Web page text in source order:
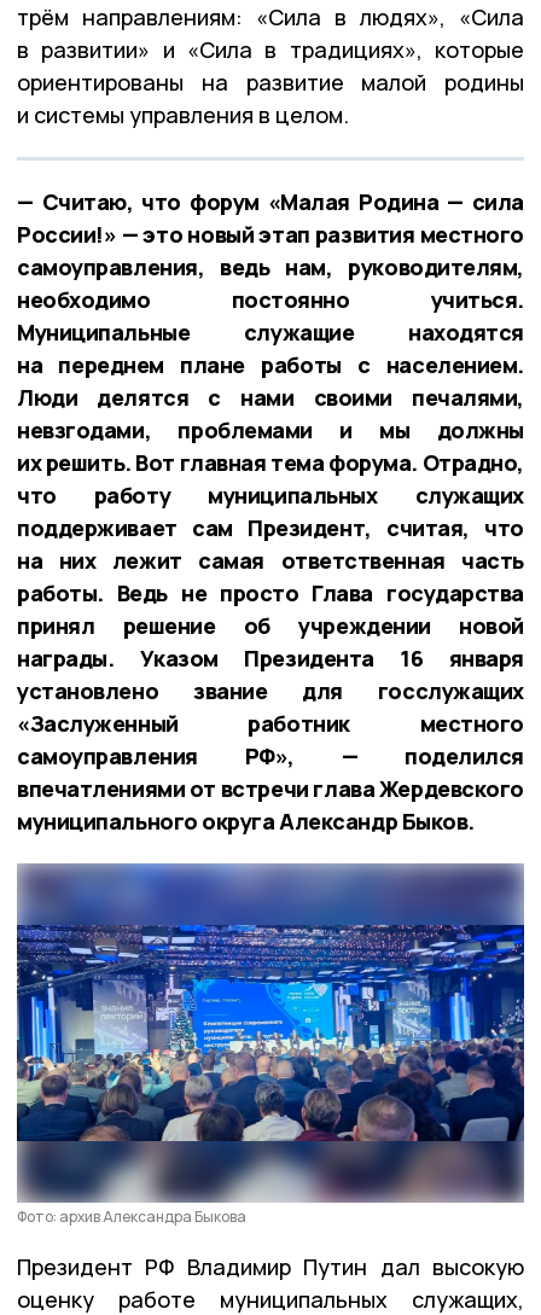
трём направлениям: «Сила в людях», «Сила
в развитии» и «Сила в традициях», которые
ориентированы на развитие малой родины
и системы управления в целом.
— Считаю, что форум «Малая Родина — сила
России!» — это новый этап развития местного
самоуправления, ведь нам, руководителям,
необходимо постоянно учиться.
Муниципальные служащие находятся
на переднем плане работы с населением.
Люди делятся с нами своими печалями,
невзгодами, проблемами и мы должны
их решить. Вот главная тема форума. Отрадно,
что работу муниципальных служащих
поддерживает сам Президент, считая, что
на них лежит самая ответственная часть
работы. Ведь не просто Глава государства
принял решение об учреждении новой
награды. Указом Президента 16 января
установлено звание для госслужащих
«Заслуженный работник местного
самоуправления РФ», — поделился
впечатлениями от встречи глава Жердевского
муниципального округа Александр Быков.
Фото: архив Александра Быкова
Президент РФ Владимир Путин дал высокую
оценку работе муниципальных служащих,